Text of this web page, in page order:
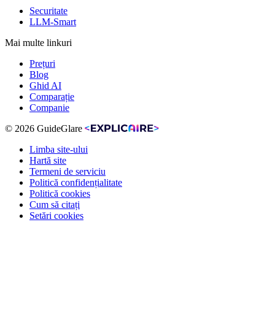
Securitate
LLM-Smart
Mai multe linkuri
Prețuri
Blog
Ghid AI
Comparație
Companie
© 2026 GuideGlare
Limba site-ului
Hartă site
Termeni de serviciu
Politică confidențialitate
Politică cookies
Cum să citați
Setări cookies